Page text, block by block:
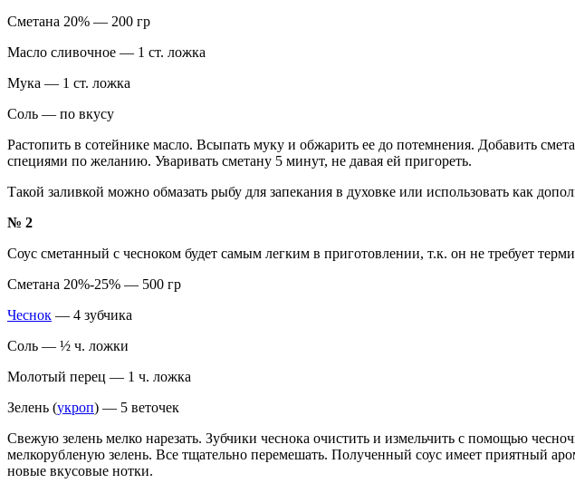
Сметана 20% — 200 гр
Масло сливочное — 1 ст. ложка
Мука — 1 ст. ложка
Соль — по вкусу
Растопить в сотейнике масло. Всыпать муку и обжарить ее до потемнения. Добавить
специями по желанию. Уваривать сметану 5 минут, не давая ей пригореть.
Такой заливкой можно обмазать рыбу для запекания в духовке или использовать как
№ 2
Соус сметанный с чесноком будет самым легким в приготовлении, т.к. он не требует
Сметана 20%-25% — 500 гр
Чеснок — 4 зубчика
Соль — ½ ч. ложки
Молотый перец — 1 ч. ложка
Зелень (укроп) — 5 веточек
Свежую зелень мелко нарезать. Зубчики чеснока очистить и измельчить с помощью
мелкорубленую зелень. Все тщательно перемешать. Полученный соус имеет приятный
новые вкусовые нотки.